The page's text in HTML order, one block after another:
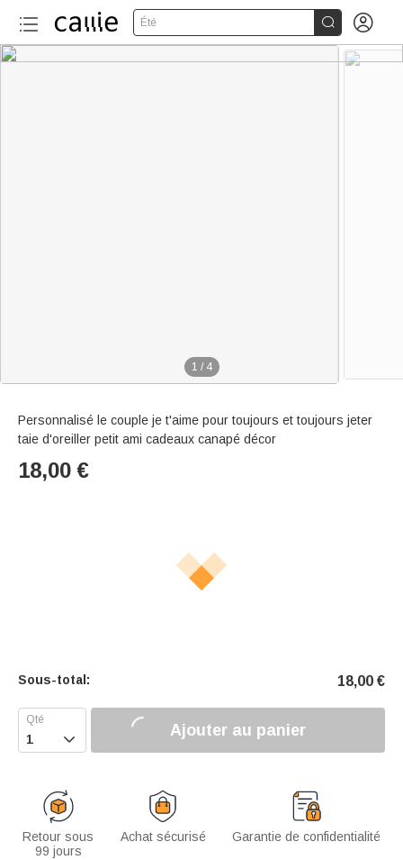
Été  
1 / 4
Personnalisé le couple je t'aime pour toujours et toujours jeter
taie d'oreiller petit ami cadeaux canapé décor
18,00 €
Sous-total: 18,00 €
 Ajouter au panier
Retour sous
99 jours
Achat sécurisé Garantie de confidentialité